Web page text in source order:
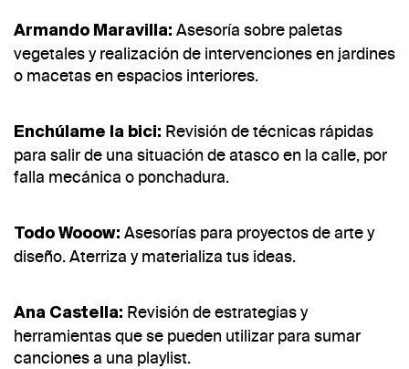
Armando Maravilla: Asesoría sobre paletas
vegetales y realización de intervenciones en jardines
o macetas en espacios interiores.
Enchúlame la bici: Revisión de técnicas rápidas
para salir de una situación de atasco en la calle, por
falla mecánica o ponchadura.
Todo Wooow: Asesorías para proyectos de arte y
diseño. Aterriza y materializa tus ideas.
Ana Castella: Revisión de estrategias y
herramientas que se pueden utilizar para sumar
canciones a una playlist.